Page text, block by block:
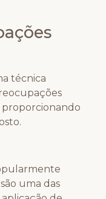
técnica
proporcionando
uma das